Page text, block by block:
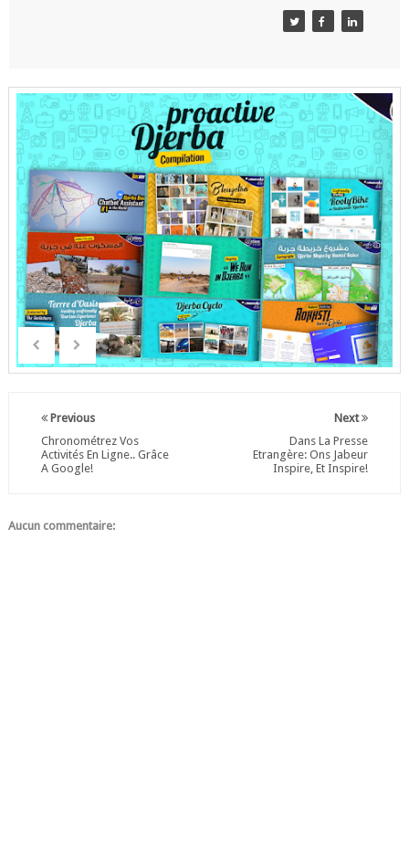
Next
Dans La Presse
Etrangère: Ons Jabeur
Inspire, Et Inspire!
Previous
Chronométrez Vos
Activités En Ligne.. Grâce
A Google!
Aucun commentaire: